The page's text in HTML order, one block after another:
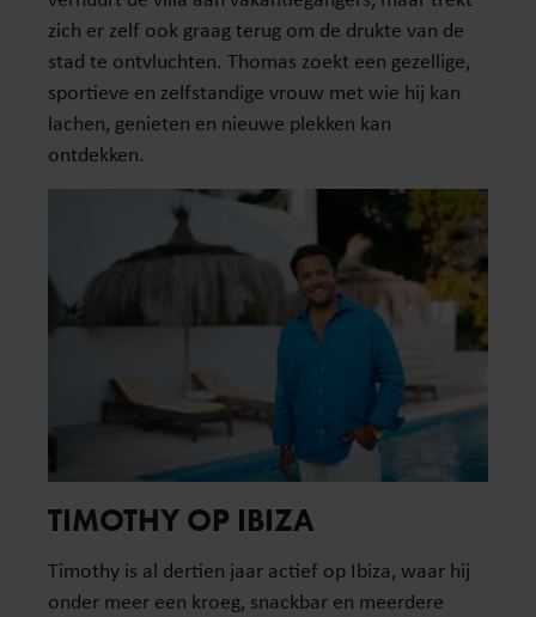
zich er zelf ook graag terug om de drukte van de
stad te ontvluchten. Thomas zoekt een gezellige,
sportieve en zelfstandige vrouw met wie hij kan
lachen, genieten en nieuwe plekken kan
ontdekken.
TIMOTHY OP IBIZA
Timothy is al dertien jaar actief op Ibiza, waar hij
onder meer een kroeg, snackbar en meerdere